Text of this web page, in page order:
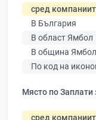
сред
В България
В област Ямбол
В община Ямбол
По код на
Място по Заплати
сред